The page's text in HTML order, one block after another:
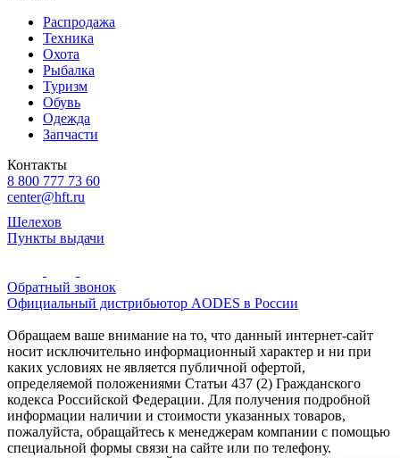
Распродажа
Техника
Охота
Рыбалка
Туризм
Обувь
Одежда
Запчасти
Контакты
8 800 777 73 60
center@hft.ru
Шелехов
Пункты выдачи
Обратный звонок
Официальный дистрибьютор AODES в России
Обращаем ваше внимание на то, что данный интернет-сайт
носит исключительно информационный характер и ни при
каких условиях не является публичной офертой,
определяемой положениями Статьи 437 (2) Гражданского
кодекса Российской Федерации. Для получения подробной
информации наличии и стоимости указанных товаров,
пожалуйста, обращайтесь к менеджерам компании с помощью
специальной формы связи на сайте или по телефону.